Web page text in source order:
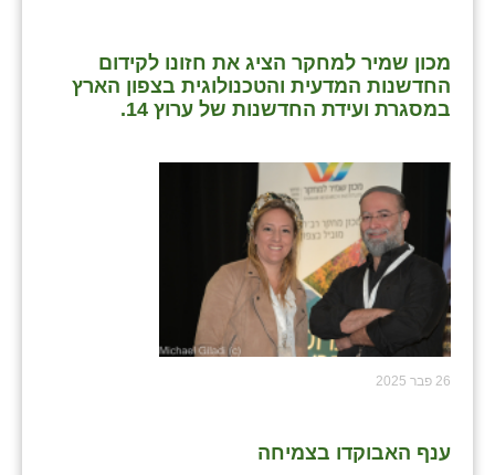
מכון שמיר למחקר הציג את חזונו לקידום
החדשנות המדעית והטכנולוגית בצפון הארץ
במסגרת ועידת החדשנות של ערוץ 14.
26 פבר 2025
ענף האבוקדו בצמיחה